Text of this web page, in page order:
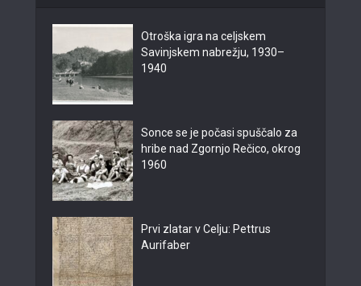
Otroška igra na celjskem
Savinjskem nabrežju, 1930–
1940
Sonce se je počasi spuščalo za
hribe nad Zgornjo Rečico, okrog
1960
Prvi zlatar v Celju: Pettrus
Aurifaber